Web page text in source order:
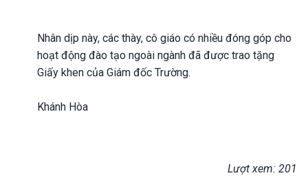
Nhân dịp này, các thày, cô giáo có nhiều đóng góp cho
hoạt động đào tạo ngoài ngành đã được trao tặng
Giấy khen của Giám đốc Trường.
Khánh Hòa
Lượt xem: 201